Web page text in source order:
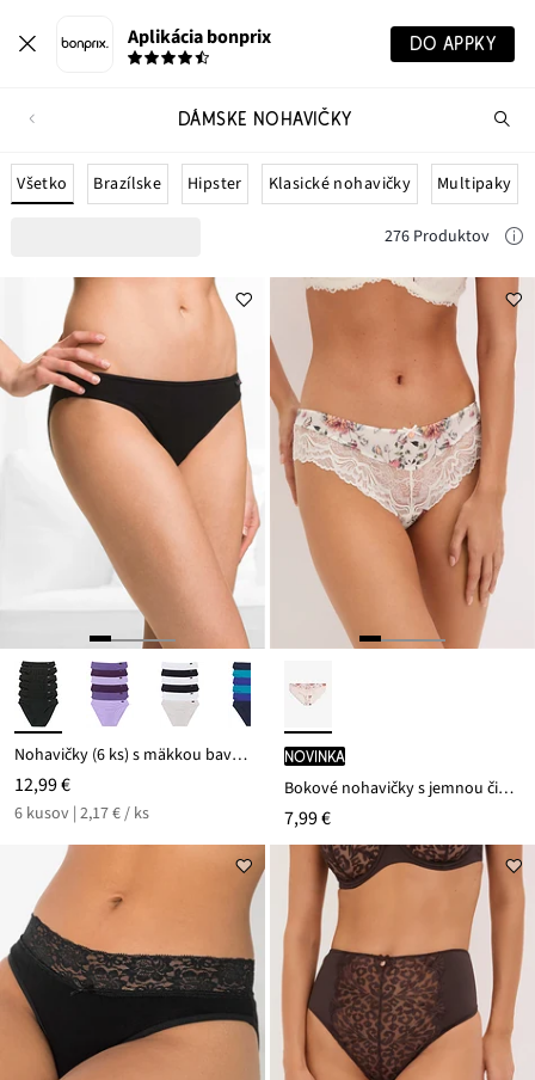
Aplikácia bonprix DO APPKY
DÁMSKE NOHAVIČKY
Všetko Brazílske Hipster Klasické nohavičky Multipaky
276 Produktov
Nohavičky (6 ks) s mäkkou bavlnou
12,99 €
6 kusov | 2,17 € / ks
novinka
Bokové nohavičky s jemnou čipkou
7,99 €